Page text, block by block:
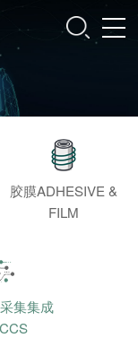
胶膜ADHESIVE &
FILM
集集成